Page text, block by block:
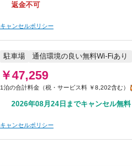
返金不可
キャンセルポリシー
駐車場 通信環境の良い無料Wi-Fiあり
￥47,259
税・サービス料 ￥8,202含む
2026年08月24日までキャンセル無料
キャンセルポリシー